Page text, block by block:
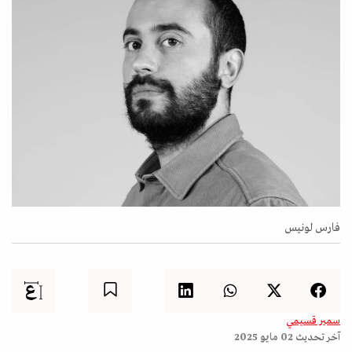
فارس لونيس
سمير قسيمي
آخر تحديث 02 مايو 2025